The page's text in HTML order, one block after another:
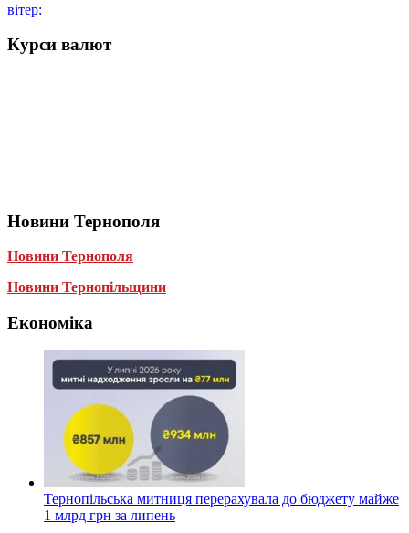
вітер:
Курси валют
Новини Тернополя
Новини Тернополя
Новини Тернопільщини
Економіка
Тернопільська митниця перерахувала до бюджету майже
1 млрд грн за липень